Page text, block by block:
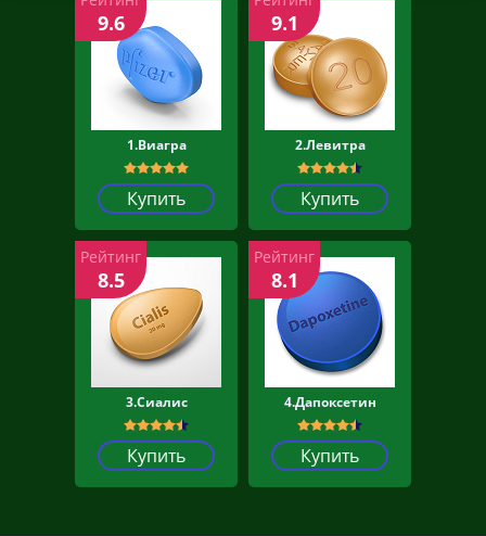
1.Виагра
Купить
9.6
2.Левитра
Купить
9.1
3.Сиалис
Купить
Рейтинг
8.5
4.Дапоксетин
Купить
Рейтинг
8.1